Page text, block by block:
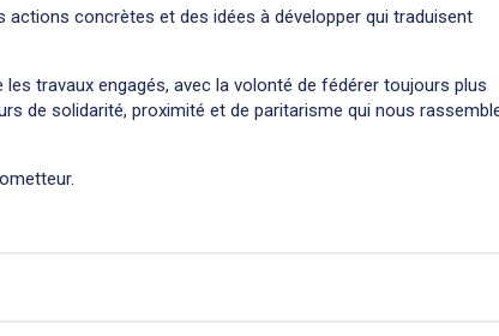
concrètes et des idées à développer qui traduisent
travaux engagés, avec la volonté de fédérer toujours plus
de solidarité, proximité et de paritarisme qui nous